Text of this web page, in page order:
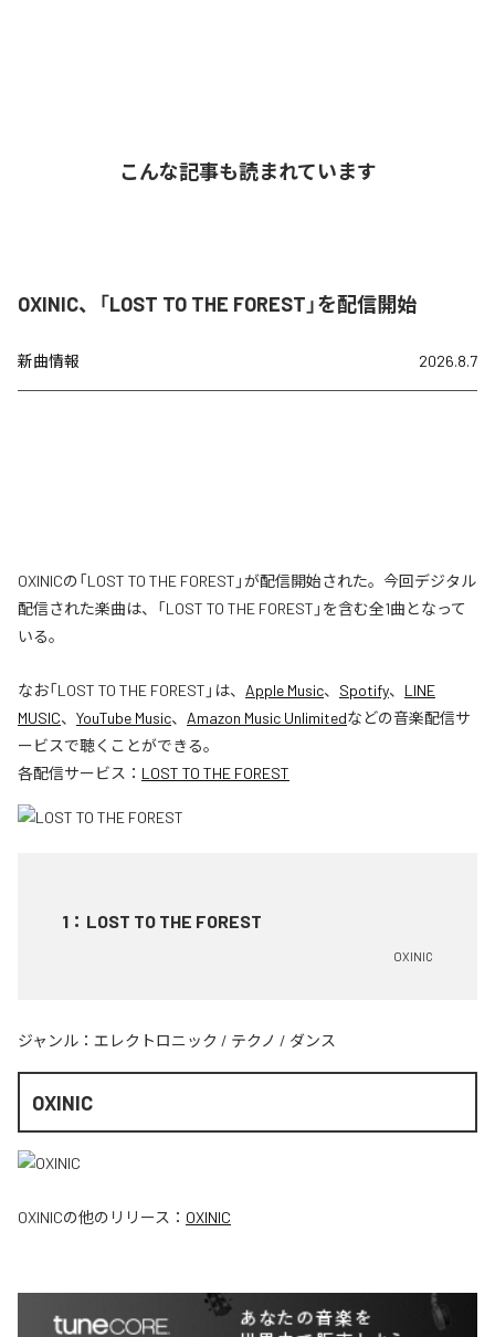
こんな記事も読まれています
OXINIC、「LOST TO THE FOREST」を配信開始
新曲情報 2026.8.7
OXINICの「LOST TO THE FOREST」が配信開始された。今回デジタル
配信された楽曲は、「LOST TO THE FOREST」を含む全1曲となって
いる。
なお「LOST TO THE FOREST 」は、 Apple Music、 Spotify、 LINE
MUSIC、 YouTube Music、 Amazon Music Unlimitedなどの音楽配信サ
ービスで聴くことができる。
各配信サービス： LOST TO THE FOREST
1 ： LOST TO THE FOREST
OXINIC
ジャンル： エレクトロニック / テクノ / ダンス
OXINIC
OXINICの他のリリース： OXINIC